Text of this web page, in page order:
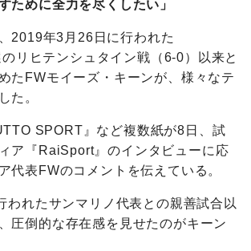
ために全力を尽くしたい」
2019年3月26日に行われた
リヒテンシュタイン戦（6-0）以来と
たFWモイーズ・キーンが、様々なテ
た。
SPORT』など複数紙が8日、試
ア『RaiSport』のインタビューに応
代表FWのコメントを伝えている。
われたサンマリノ代表との親善試合以
圧倒的な存在感を見せたのがキーン